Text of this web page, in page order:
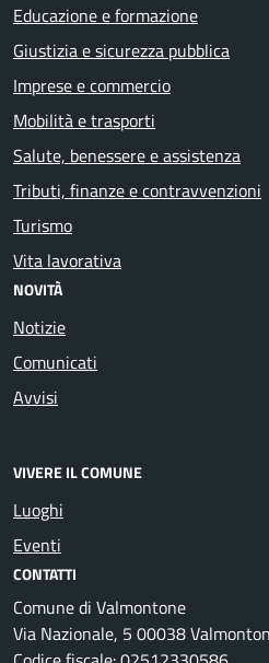
Educazione e formazione
Giustizia e sicurezza pubblica
Imprese e commercio
Mobilità e trasporti
Salute, benessere e assistenza
Tributi, finanze e contravvenzioni
Turismo
Vita lavorativa
NOVITÀ
Notizie
Comunicati
Avvisi
VIVERE IL COMUNE
Luoghi
Eventi
CONTATTI
Comune di Valmontone
Via Nazionale, 5 00038